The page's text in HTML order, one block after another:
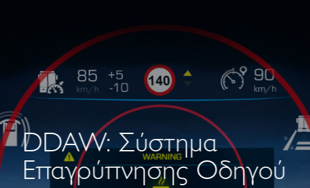
DDAW: Σύστημα
Επαγρύπνησης Οδηγού